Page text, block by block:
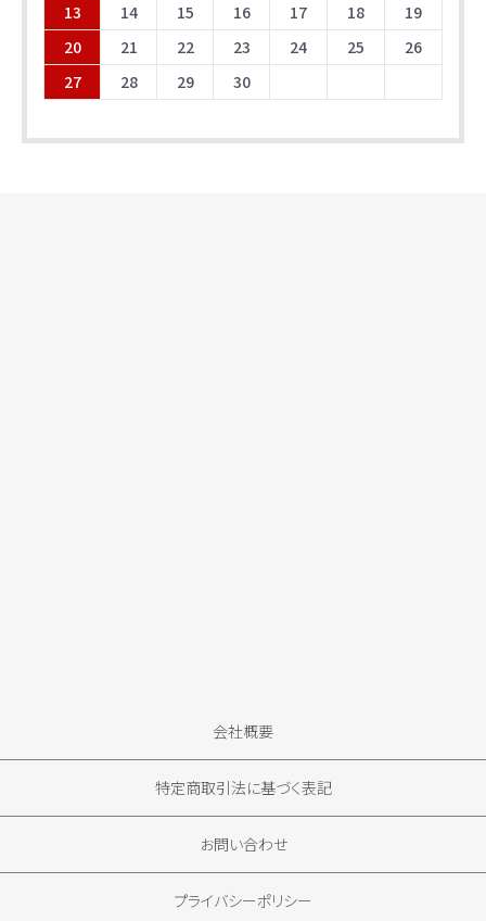
13
14 15 16 17 18
19
20
21 22 23 24 25
26
27
28 29 30
会社概要
特定商取引法に基づく表記
お問い合わせ
プライバシーポリシー